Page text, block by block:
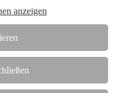
anzeigen
in enger
Wirtschaft.
Prüf-, Inspektions- und